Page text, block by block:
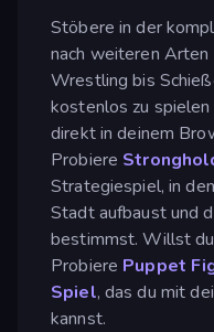
Stöbere in der
nach weiteren Arten
Wrestling bis
kostenlos zu
direkt in deinem
Probiere
Strategiespiel, in
Stadt aufbaust und
bestimmst. Willst
Probiere Puppet
Spiel, das du mit
kannst.